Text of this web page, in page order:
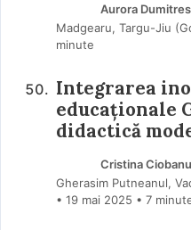
Aurora
Madgearu, Targu-Jiu
minute
Integrarea
educaționale
didactică
Cristina Ciobanu
Gherasim Putneanul,
19 mai 2025 • 7